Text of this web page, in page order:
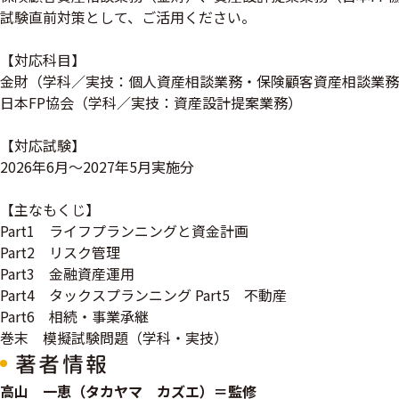
試験直前対策として、ご活用ください。
【対応科目】
金財（学科／実技：個人資産相談業務・保険顧客資産相談業
日本FP協会（学科／実技：資産設計提案業務）
【対応試験】
2026年6月～2027年5月実施分
【主なもくじ】
Part1 ライフプランニングと資金計画
Part2 リスク管理
Part3 金融資産運用
Part4 タックスプランニング Part5 不動産
Part6 相続・事業承継
巻末 模擬試験問題（学科・実技）
著者情報
高山 一恵（タカヤマ カズエ）＝監修